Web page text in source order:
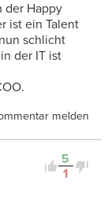
der Happy
ist ein Talent
schlicht
der IT ist
melden
5
1